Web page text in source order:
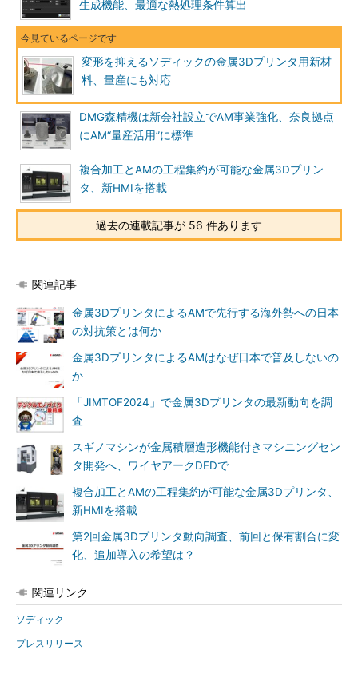
生成機能、最適な熱処理条件算出
変形を抑えるソディックの金属3Dプリンタ用新材
料、量産にも対応
DMG森精機は新会社設立でAM事業強化、奈良拠点
にAM“量産活用”に標準
複合加工とAMの工程集約が可能な金属3Dプリン
タ、新HMIを搭載
過去の連載記事が 56 件あります
関連記事
金属3DプリンタによるAMで先行する海外勢への日本
の対抗策とは何か
金属3DプリンタによるAMはなぜ日本で普及しないの
か
「JIMTOF2024」で金属3Dプリンタの最新動向を調
査
スギノマシンが金属積層造形機能付きマシニングセン
タ開発へ、ワイヤアークDEDで
複合加工とAMの工程集約が可能な金属3Dプリンタ、
新HMIを搭載
第2回金属3Dプリンタ動向調査、前回と保有割合に変
化、追加導入の希望は？
関連リンク
ソディック
プレスリリース